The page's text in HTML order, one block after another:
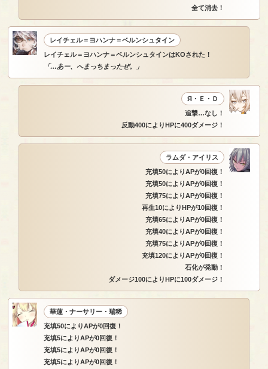
全て消去！
レイチェル＝ヨハンナ＝ベルンシュタイン
レイチェル＝ヨハンナ＝ベルンシュタインはKOされた！
「…あー、へまっちまったぜ。」
Я・Ｅ・Ｄ
追撃…なし！
反動400によりHPに400ダメージ！
ラムダ・アイリス
充填50によりAPが0回復！
充填50によりAPが0回復！
充填75によりAPが0回復！
再生10によりHPが10回復！
充填65によりAPが0回復！
充填40によりAPが0回復！
充填75によりAPが0回復！
充填120によりAPが0回復！
石化が発動！
ダメージ100によりHPに100ダメージ！
華蓮・ナーサリー・瑞稀
充填50によりAPが0回復！
充填5によりAPが0回復！
充填5によりAPが0回復！
充填5によりAPが0回復！